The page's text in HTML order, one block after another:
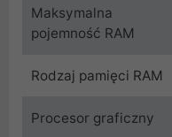
Maksymalna
pojemność RAM
Rodzaj pamięci RAM
Procesor graficzny